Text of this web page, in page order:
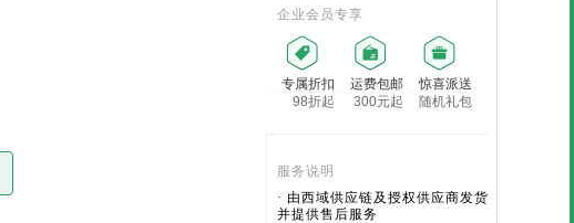
企业会员专享
专属折扣
98折起
运费包邮
300元起
惊喜派送
随机礼包
服务说明
· 由西域供应链及授权供应商发货
并提供售后服务